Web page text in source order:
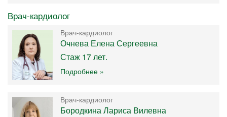
Врач-кардиолог
Врач-кардиолог
Очнева Елена Сергеевна
Стаж 17 лет.
Подробнее »
Врач-кардиолог
Бородкина Лариса Вилевна